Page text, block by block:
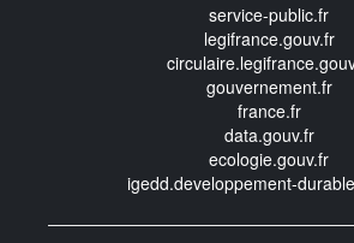
service-public.fr
legifrance.gouv.fr
gouvernement.fr
france.fr
data.gouv.fr
ecologie.gouv.fr
igedd.developpement-